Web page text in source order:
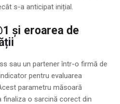
s-a anticipat inițial.
și eroarea de
sau un partener într-o firmă de
pentru evaluarea
parametru măsoară
finaliza o sarcină corect din